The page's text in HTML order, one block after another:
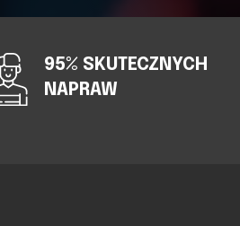
95% SKUTECZNYCH
NAPRAW